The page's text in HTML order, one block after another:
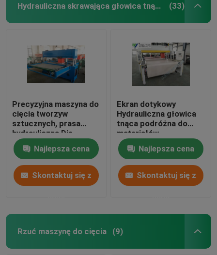
Hydrauliczna skrawająca głowica tnąca (33)
Precyzyjna maszyna do
cięcia tworzyw
sztucznych, prasa
hydrauliczna Die
Cutting Machine
Najlepsza cena
Skontaktuj się z
Ekran dotykowy
Hydrauliczna głowica
tnąca podróżna do
materiałów
podłogowych /
miękkich folii
Najlepsza cena
Skontaktuj się z
Rzuć maszynę do cięcia (9)